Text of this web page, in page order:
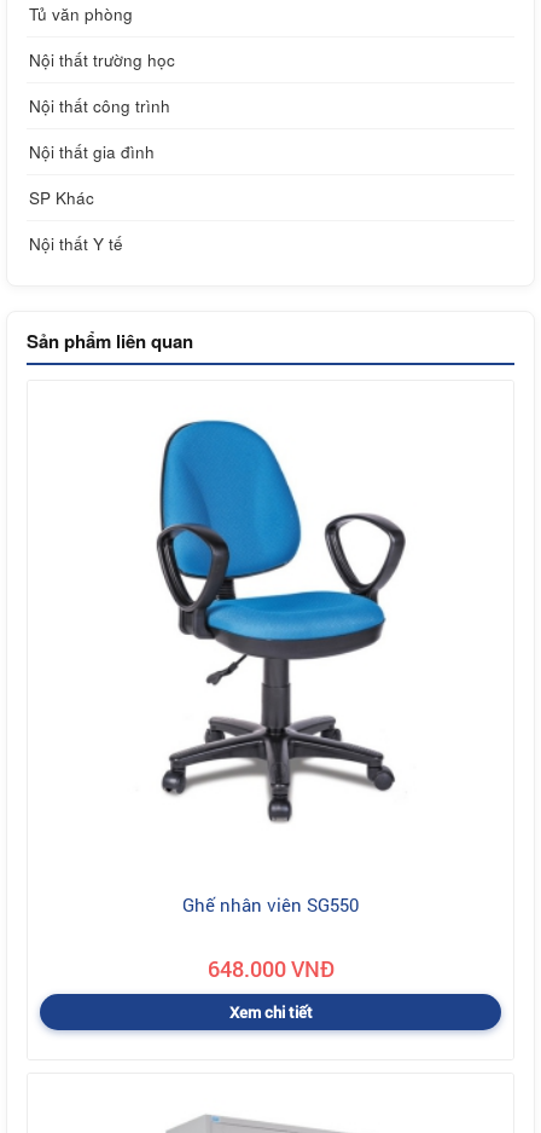
Tủ văn phòng
Nội thất trường học
Nội thất công trình
Nội thất gia đình
SP Khác
Nội thất Y tế
Sản phẩm liên quan
Ghế nhân viên SG550
648.000 VNĐ
Xem chi tiết